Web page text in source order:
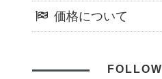
価格について
FOLLOW